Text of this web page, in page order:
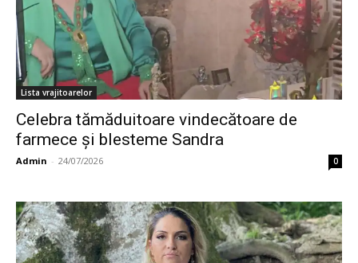
Lista vrajitoarelor
Celebra tămăduitoare vindecătoare de
farmece și blesteme Sandra
Admin - 24/07/2026 0